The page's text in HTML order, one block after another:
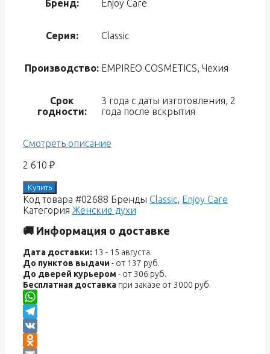
Бренд: Enjoy Care
Серия: Classic
Производство: EMPIREO COSMETICS, Чехия
Срок
годности:
3 года с даты изготовления, 2
года после вскрытия
Смотреть описание
2 610 ₽
Купить
Код товара #02688 Бренды Classic, Enjoy Care
Категория Женские духи
🚚 Информация о доставке
Дата доставки: 13 - 15 августа.
До пунктов выдачи - от 137 руб.
До дверей курьером - от 306 руб.
Бесплатная доставка при заказе от 3000 руб.
WhatsApp
Telegram
VK